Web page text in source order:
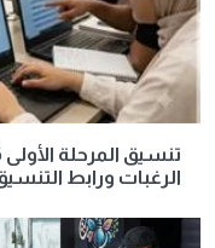
الرغبات ورابط